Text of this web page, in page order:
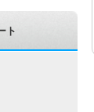
ト